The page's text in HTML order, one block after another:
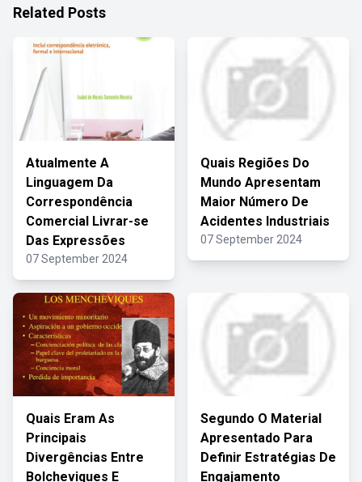
Related Posts
Atualmente A
Linguagem Da
Correspondência
Comercial Livrar-se
Das Expressões
07 September 2024
Quais Regiões Do
Mundo Apresentam
Maior Número De
Acidentes Industriais
07 September 2024
Quais Eram As
Principais
Divergências Entre
Bolcheviques E
Segundo O Material
Apresentado Para
Definir Estratégias De
Engajamento